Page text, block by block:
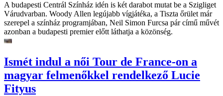
A budapesti Centrál Színház idén is két darabot mutat be a Szigliget
Várudvarban. Woody Allen legújabb vígjátéka, a Tiszta őrület már
szerepel a színház programjában, Neil Simon Furcsa pár című művét
azonban a budapesti premier előtt láthatja a közönség.
Ismét indul a női Tour de France-on a
magyar felmenőkkel rendelkező Lucie
Fityus